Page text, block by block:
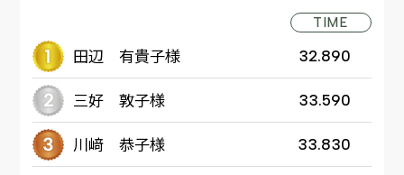
TIME
田辺 有貴子様 32.890
三好 敦子様 33.590
川﨑 恭子様 33.830